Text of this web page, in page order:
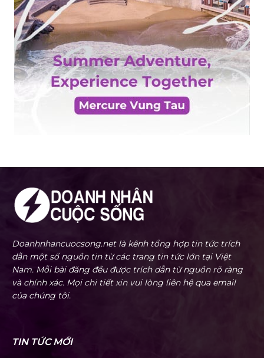
Doanhnhancuocsong.net là kênh tổng hợp tin tức trích
dẫn một số nguồn tin từ các trang tin tức lớn tại Việt
Nam. Mỗi bài đăng đều được trích dẫn từ nguồn rõ ràng
và chính xác. Mọi chi tiết xin vui lòng liên hệ qua email
của chúng tôi.
TIN TỨC MỚI